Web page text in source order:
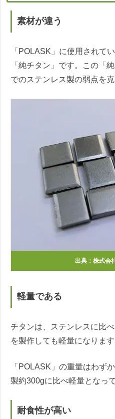
素材が違う
「POLASK」に使用されて
「純チタン」です。この「
でのステンレス製の弱点を克
出典： 株式会
軽量である
チタンは、ステンレスに比
を製作しても軽量になります
「POLASK」の重量はわず
製約300gに比べ軽量となっ
耐食性が高い